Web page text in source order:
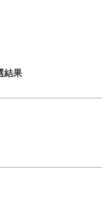
結果